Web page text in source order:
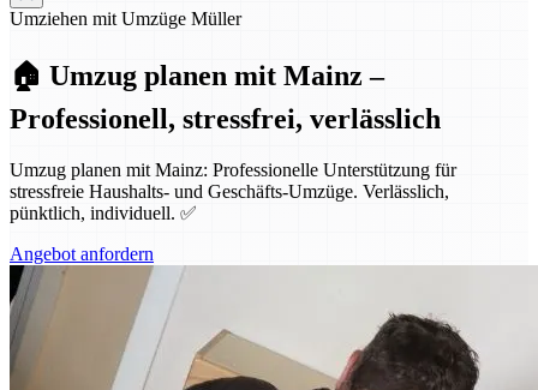
Umziehen mit Umzüge Müller
🏠 Umzug planen mit Mainz –
Professionell, stressfrei, verlässlich
Umzug planen mit Mainz: Professionelle Unterstützung für
stressfreie Haushalts- und Geschäfts-Umzüge. Verlässlich,
pünktlich, individuell. ✅
Angebot anfordern